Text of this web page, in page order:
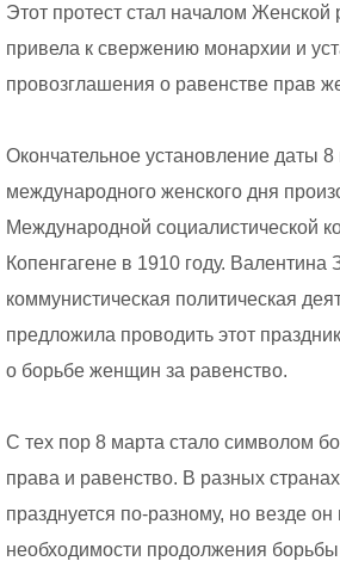
Этот протест стал началом Женской
привела к свержению монархии и
провозглашения о равенстве прав
Окончательное установление даты 8
международного женского дня
Международной социалистической
Копенгагене в 1910 году. Валентина
коммунистическая политическая
предложила проводить этот
о борьбе женщин за равенство.
С тех пор 8 марта стало символом
права и равенство. В разных
празднуется по-разному, но везде
необходимости продолжения борьбы